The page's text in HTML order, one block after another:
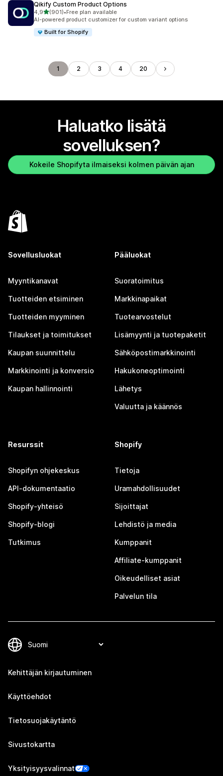
Qikify Custom Product Options
4,9/ 5 tähteä
(901)
901 arvostelua yhteensä
•Free plan available
AI-powered product customizer for custom variant options
Built for Shopify
1 2 3 4 20
Haluatko lisätä
sovelluksen?
Kokeile Shopifyta ilmaiseksi kolmen päivän ajan
Sovellusluokat
Myyntikanavat
Tuotteiden etsiminen
Tuotteiden myyminen
Tilaukset ja toimitukset
Kaupan suunnittelu
Markkinointi ja konversio
Kaupan hallinnointi
Pääluokat
Suoratoimitus
Markkinapaikat
Tuotearvostelut
Lisämyynti ja tuotepaketit
Sähköpostimarkkinointi
Hakukoneoptimointi
Lähetys
Valuutta ja käännös
Resurssit
Shopifyn ohjekeskus
API-dokumentaatio
Shopify-yhteisö
Shopify-blogi
Tutkimus
Shopify
Tietoja
Uramahdollisuudet
Sijoittajat
Lehdistö ja media
Kumppanit
Affiliate-kumppanit
Oikeudelliset asiat
Palvelun tila
Kehittäjän kirjautuminen
Käyttöehdot
Tietosuojakäytäntö
Sivustokartta
Yksityisyysvalinnat